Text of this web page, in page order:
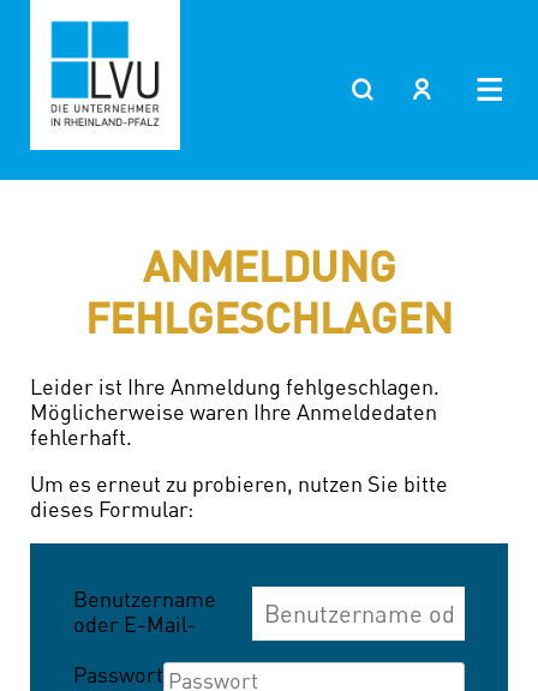
springen
ANMELDUNG
FEHLGESCHLAGEN
Leider ist Ihre Anmeldung fehlgeschlagen.
Möglicherweise waren Ihre Anmeldedaten
fehlerhaft.
Um es erneut zu probieren, nutzen Sie bitte
dieses Formular:
Benutzername
oder E-Mail-
Passwort